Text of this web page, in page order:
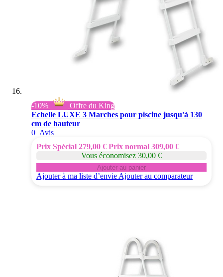
-10%
Offre du King
Echelle LUXE 3 Marches pour piscine jusqu'à 130
cm de hauteur
0 Avis
Prix Spécial 279,00 € Prix normal 309,00 €
Vous économisez 30,00 €
Ajouter au panier
Ajouter à ma liste d’envie Ajouter au comparateur